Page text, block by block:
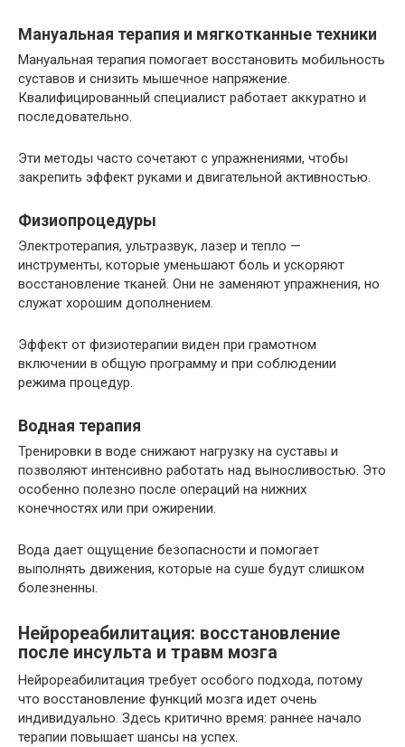
Мануальная терапия и мягкотканные техники
Мануальная терапия помогает восстановить мобильность
суставов и снизить мышечное напряжение.
Квалифицированный специалист работает аккуратно и
последовательно.
Эти методы часто сочетают с упражнениями, чтобы
закрепить эффект руками и двигательной активностью.
Физиопроцедуры
Электротерапия, ультразвук, лазер и тепло —
инструменты, которые уменьшают боль и ускоряют
восстановление тканей. Они не заменяют упражнения, но
служат хорошим дополнением.
Эффект от физиотерапии виден при грамотном
включении в общую программу и при соблюдении
режима процедур.
Водная терапия
Тренировки в воде снижают нагрузку на суставы и
позволяют интенсивно работать над выносливостью. Это
особенно полезно после операций на нижних
конечностях или при ожирении.
Вода дает ощущение безопасности и помогает
выполнять движения, которые на суше будут слишком
болезненны.
Нейрореабилитация: восстановление
после инсульта и травм мозга
Нейрореабилитация требует особого подхода, потому
что восстановление функций мозга идет очень
индивидуально. Здесь критично время: раннее начало
терапии повышает шансы на успех.